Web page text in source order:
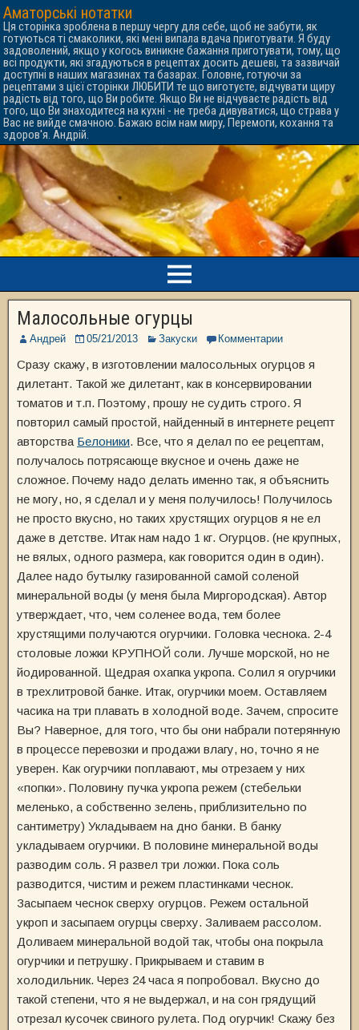
Аматорські нотатки
Ця сторінка зроблена в першу чергу для себе, щоб не забути, як
готуються ті смаколики, які мені випала вдача приготувати. Я буду
задоволений, якщо у когось виникне бажання приготувати, тому, що
всі продукти, які згадуються в рецептах досить дешеві, та зазвичай
доступні в наших магазинах та базарах. Головне, готуючи за
рецептами з цієї сторінки ЛЮБИТИ те що виготуєте, відчувати щиру
радість від того, що Ви робите. Якщо Ви не відчуваєте радість від
того, що Ви знаходитеся на кухні - не треба дивуватися, що страва у
Вас не вийде смачною. Бажаю всім нам миру, Перемоги, кохання та
здоров'я. Андрій.
Малосольные огурцы
Андрей 05/21/2013 Закуски Комментарии
Сразу скажу, в изготовлении малосольных огурцов я
дилетант. Такой же дилетант, как в консервировании
томатов и т.п. Поэтому, прошу не судить строго. Я
повторил самый простой, найденный в интернете рецепт
авторства Белоники. Все, что я делал по ее рецептам,
получалось потрясающе вкусное и очень даже не
сложное. Почему надо делать именно так, я объяснить
не могу, но, я сделал и у меня получилось! Получилось
не просто вкусно, но таких хрустящих огурцов я не ел
даже в детстве. Итак нам надо 1 кг. Огурцов. (не крупных,
не вялых, одного размера, как говорится один в один).
Далее надо бутылку газированной самой соленой
минеральной воды (у меня была Миргородская). Автор
утверждает, что, чем соленее вода, тем более
хрустящими получаются огурчики. Головка чеснока. 2-4
столовые ложки КРУПНОЙ соли. Лучше морской, но не
йодированной. Щедрая охапка укропа. Солил я огурчики
в трехлитровой банке. Итак, огурчики моем. Оставляем
часика на три плавать в холодной воде. Зачем, спросите
Вы? Наверное, для того, что бы они набрали потерянную
в процессе перевозки и продажи влагу, но, точно я не
уверен. Как огурчики поплавают, мы отрезаем у них
«попки». Половину пучка укропа режем (стебельки
меленько, а собственно зелень, приблизительно по
сантиметру) Укладываем на дно банки. В банку
укладываем огурчики. В половине минеральной воды
разводим соль. Я развел три ложки. Пока соль
разводится, чистим и режем пластинками чеснок.
Засыпаем чеснок сверху огурцов. Режем остальной
укроп и засыпаем огурцы сверху. Заливаем рассолом.
Доливаем минеральной водой так, чтобы она покрыла
огурчики и петрушку. Прикрываем и ставим в
холодильник. Через 24 часа я попробовал. Вкусно до
такой степени, что я не выдержал, и на сон грядущий
отрезал кусочек свиного рулета. Под огурчик! Скажу без